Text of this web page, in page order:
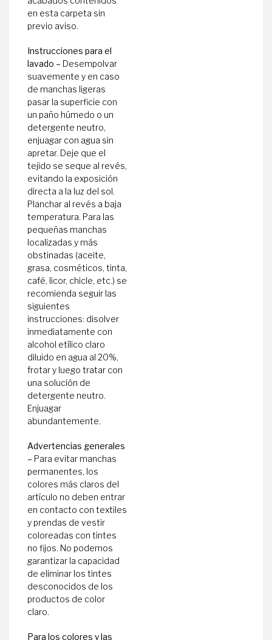
en esta carpeta sin
previo aviso.
Instrucciones para el
lavado – Desempolvar
suavemente y en caso
de manchas ligeras
pasar la superficie con
un paño húmedo o un
detergente neutro,
enjuagar con agua sin
apretar. Deje que el
tejido se seque al revés,
evitando la exposición
directa a la luz del sol.
Planchar al revés a baja
temperatura. Para las
pequeñas manchas
localizadas y más
obstinadas (aceite,
grasa, cosméticos, tinta,
café, licor, chicle, etc.) se
recomienda seguir las
siguientes
instrucciones: disolver
inmediatamente con
alcohol etílico claro
diluido en agua al 20%,
frotar y luego tratar con
una solución de
detergente neutro.
Enjuagar
abundantemente.
Advertencias generales
– Para evitar manchas
permanentes, los
colores más claros del
artículo no deben entrar
en contacto con textiles
y prendas de vestir
coloreadas con tintes
no fijos. No podemos
garantizar la capacidad
de eliminar los tintes
desconocidos de los
productos de color
claro.
Para los colores y las